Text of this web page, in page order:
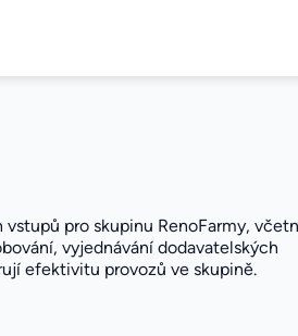
pro skupinu RenoFarmy,
vyjednávání dodavatelských
efektivitu provozů ve skupině.